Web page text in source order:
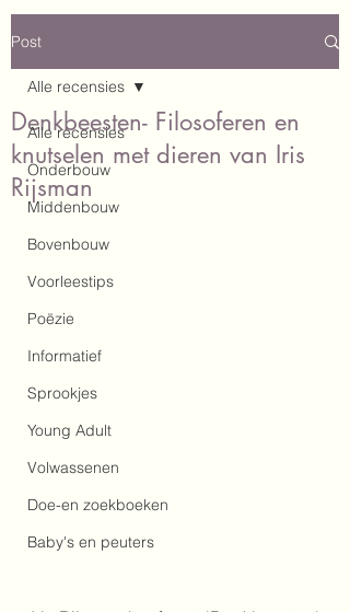
Post
Alle recensies
Onderbouw
Middenbouw
Bovenbouw
Voorleestips
Poëzie
Informatief
Sprookjes
Young Adult
Volwassenen
Doe-en zoekboeken
Baby's en peuters
Alle recensies
Denkbeesten- Filosoferen en
knutselen met dieren van Iris
Rijsman